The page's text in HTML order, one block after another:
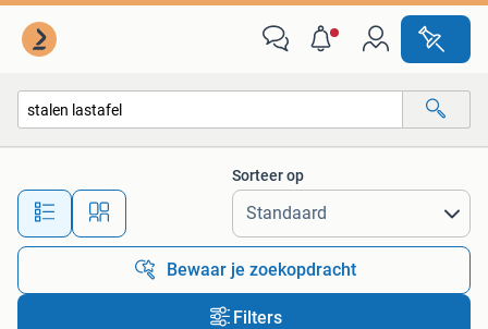
Alle afstanden…
Sorteer op
Bewaar je zoekopdracht
Filters